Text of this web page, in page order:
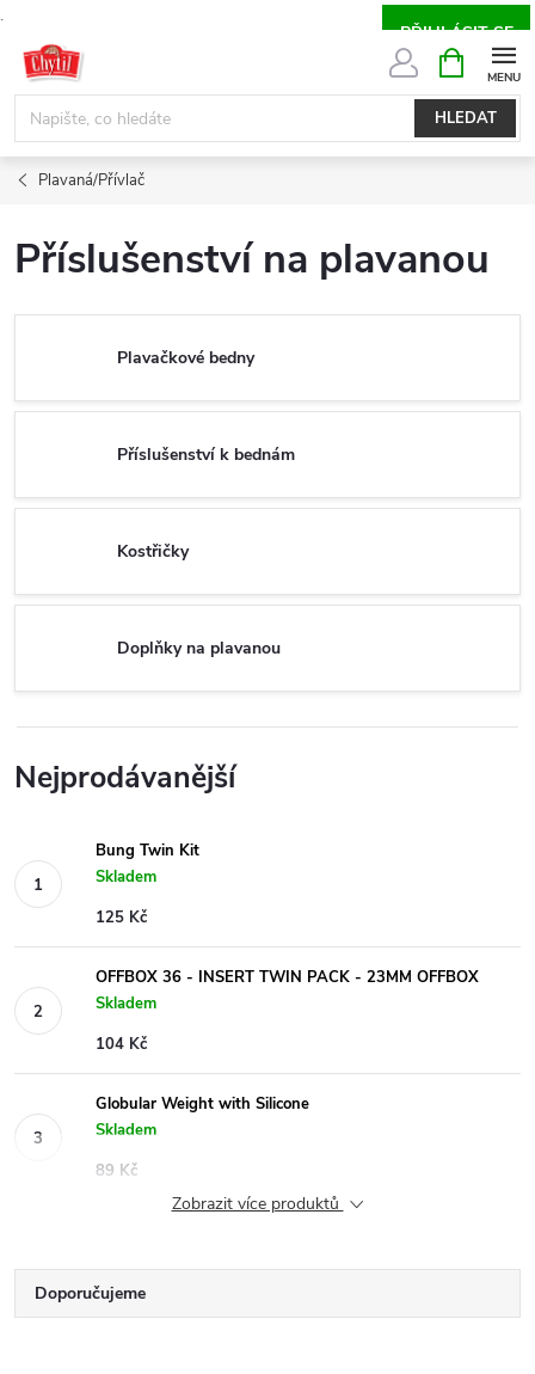
.
obsah
HLEDAT
NÁKUPNÍ
KOŠÍK
Plavaná/Přívlač
Příslušenství na plavanou
Plavačkové bedny
Příslušenství k bednám
Kostřičky
Doplňky na plavanou
Nejprodávanější
Bung Twin Kit
Skladem
125 Kč
OFFBOX 36 - INSERT TWIN PACK - 23MM OFFBOX
Skladem
104 Kč
Globular Weight with Silicone
Skladem
89 Kč
Zobrazit více produktů
Ř
Doporučujeme
PŘIHLÁSIT SE